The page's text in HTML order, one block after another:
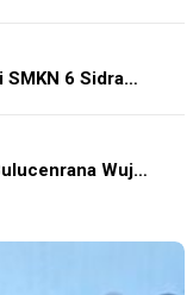
SMKN 6 Sidra…
Wuj…